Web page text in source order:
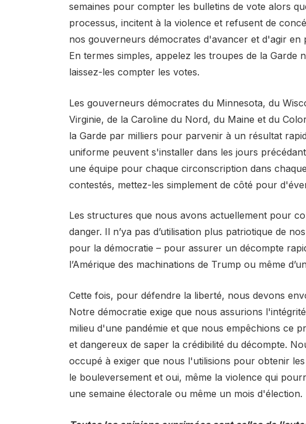
semaines pour compter les bulletins de vote alors
processus, incitent à la violence et refusent de
nos gouverneurs démocrates d'avancer et d'agir
En termes simples, appelez les troupes de la Garde
laissez-les compter les votes.
Les gouverneurs démocrates du Minnesota, du
Virginie, de la Caroline du Nord, du Maine et du
la Garde par milliers pour parvenir à un résultat
uniforme peuvent s'installer dans les jours
une équipe pour chaque circonscription dans
contestés, mettez-les simplement de côté pour
Les structures que nous avons actuellement pour
danger. Il n’ya pas d’utilisation plus patriotique de
pour la démocratie – pour assurer un décompte
l’Amérique des machinations de Trump ou même
Cette fois, pour défendre la liberté, nous devons
Notre démocratie exige que nous assurions
milieu d'une pandémie et que nous empêchions ce
et dangereux de saper la crédibilité du décompte.
occupé à exiger que nous l'utilisions pour obtenir
le bouleversement et oui, même la violence qui
une semaine électorale ou même un mois d'élection.